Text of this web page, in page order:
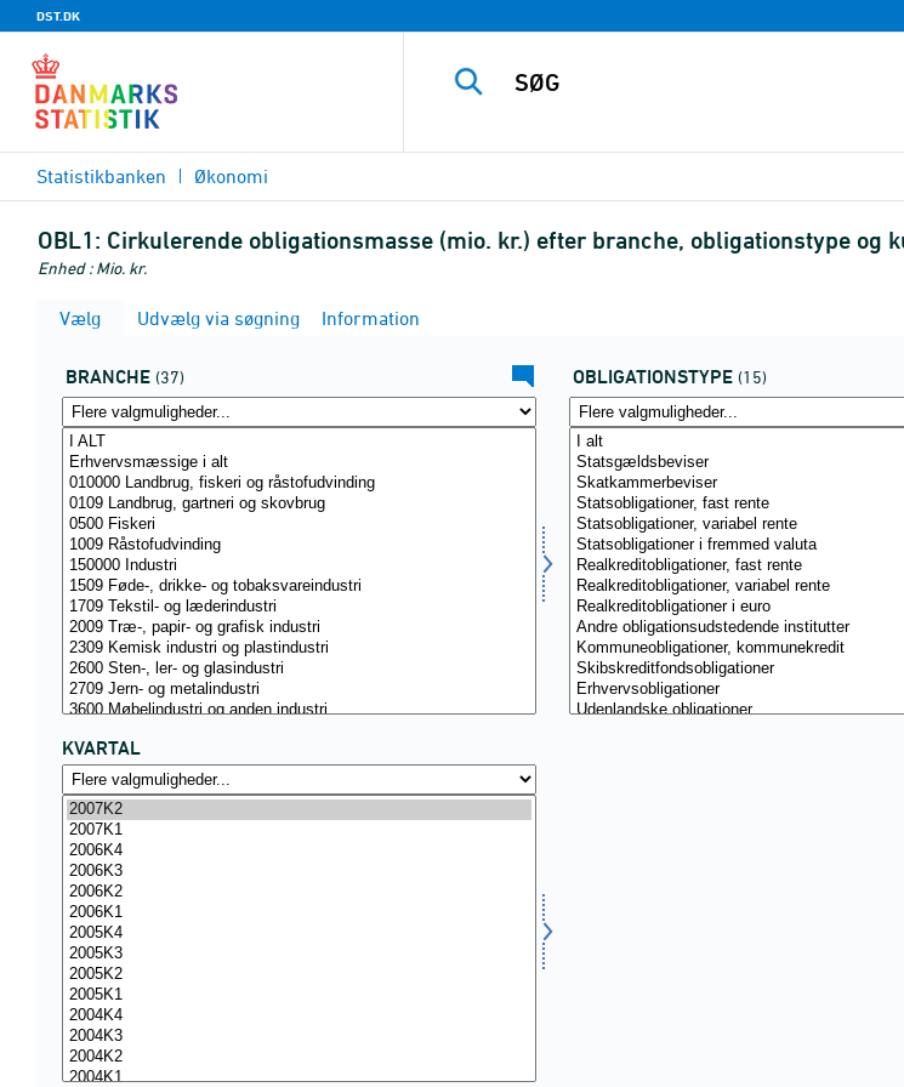
DST.DK
Statistikbanken Økonomi
OBL1: Cirkulerende obligationsmasse (mio. kr.) efter branche, obligationstype og
Enhed : Mio. kr.
Vælg Udvælg via søgning Information
BRANCHE (37) OBLIGATIONSTYPE (15)
KVARTAL